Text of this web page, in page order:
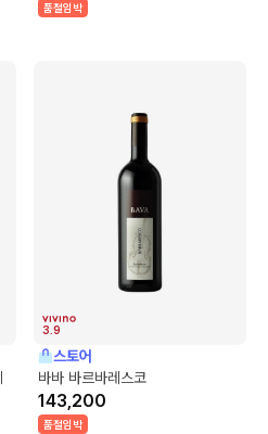
품절임박
3.9
스토어
바바 바르바레스코
143,200
품절임박